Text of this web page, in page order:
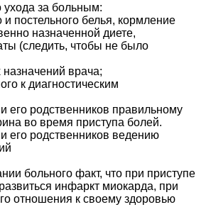
за больным:
постельного белья, кормление
назначенной диете,
(следить, чтобы не было
врача;
к диагностическим
его родственников правильному
во время приступа болей.
его родственников ведению
больного факт, что при приступе
инфаркт миокарда, при
отношения к своему здоровью